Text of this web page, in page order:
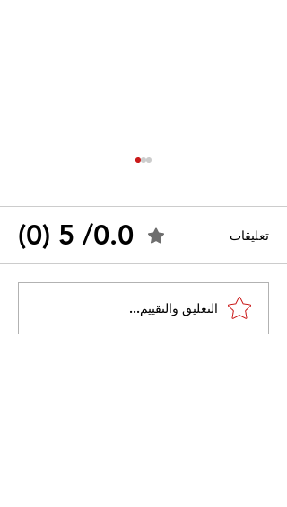
القضاء الإداري يقضي بحل
نقابة "كنابست"
تعليقات 0.0/ 5 (0)
التعليق والتقييم...